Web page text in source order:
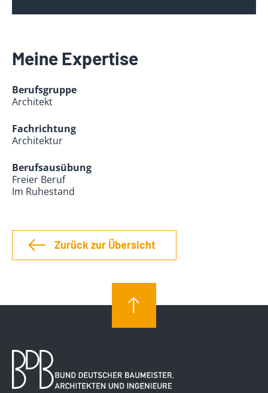
Meine Expertise
Berufsgruppe
Architekt
Fachrichtung
Architektur
Berufsausübung
Freier Beruf
Im Ruhestand
Zurück zur Übersicht